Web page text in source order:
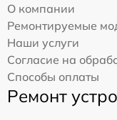
О компании
Ремонтируемые
Наши услуги
Согласие на
Способы оплаты
Ремонт